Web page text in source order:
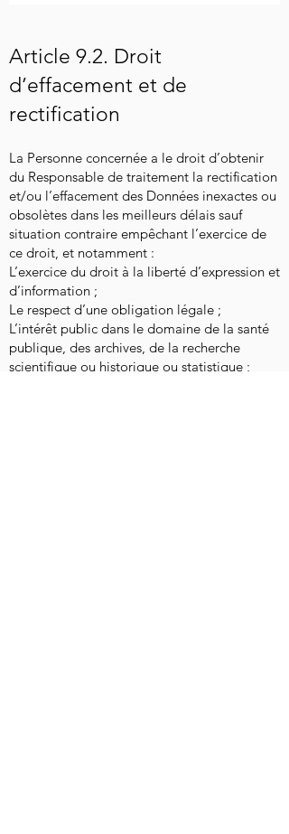
Article 9.2. Droit
d’effacement et de
rectification
La Personne concernée a le droit d’obtenir
du Responsable de traitement la rectification
et/ou l’effacement des Données inexactes ou
obsolètes dans les meilleurs délais sauf
situation contraire empêchant l’exercice de
ce droit, et notamment :
L’exercice du droit à la liberté d’expression et
d’information ;
Le respect d’une obligation légale ;
L’intérêt public dans le domaine de la santé
publique, des archives, de la recherche
scientifique ou historique ou statistique ;